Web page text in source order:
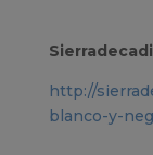
http://
blanco-y-